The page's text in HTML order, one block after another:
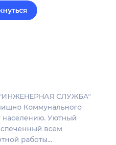
"ИНЖЕНЕРНАЯ СЛУЖБА"
Коммунального
населению. Уютный
всем
работы…